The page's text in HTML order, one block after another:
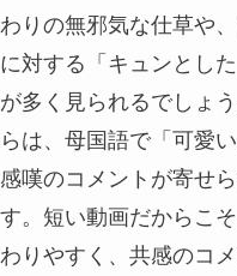
りの無邪気な仕草や
対する「キュンとし
多く見られるでしょ
は、母国語で「可愛
嘆のコメントが寄せ
。短い動画だからこ
りやすく、共感のコ